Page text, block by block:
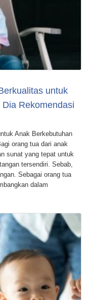
untuk
Rekomendasi
Anak Berkebutuhan
orang tua dari anak
sunat yang tepat untuk
tersendiri. Sebab,
Sebagai orang tua
dalam